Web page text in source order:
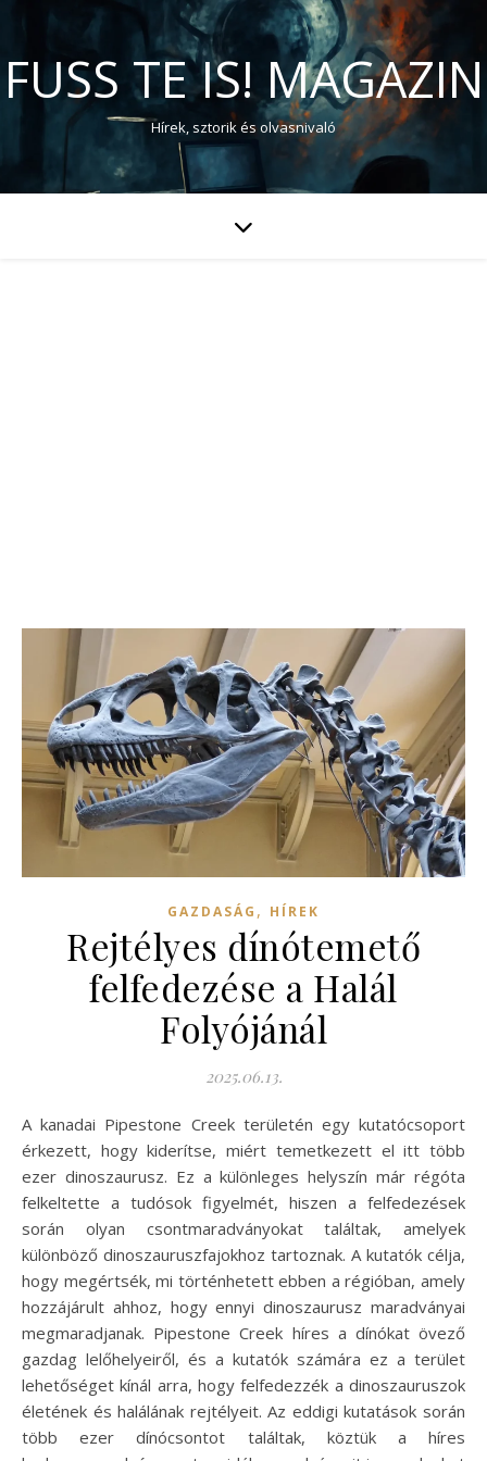
FUSS TE IS! MAGAZIN
Hírek, sztorik és olvasnivaló
GAZDASÁG , HÍREK
Rejtélyes dínótemető
felfedezése a Halál
Folyójánál
2025.06.13.
A kanadai Pipestone Creek területén egy kutatócsoport
érkezett, hogy kiderítse, miért temetkezett el itt több
ezer dinoszaurusz. Ez a különleges helyszín már régóta
felkeltette a tudósok figyelmét, hiszen a felfedezések
során olyan csontmaradványokat találtak, amelyek
különböző dinoszauruszfajokhoz tartoznak. A kutatók célja,
hogy megértsék, mi történhetett ebben a régióban, amely
hozzájárult ahhoz, hogy ennyi dinoszaurusz maradványai
megmaradjanak. Pipestone Creek híres a dínókat övező
gazdag lelőhelyeiről, és a kutatók számára ez a terület
lehetőséget kínál arra, hogy felfedezzék a dinoszauruszok
életének és halálának rejtélyeit. Az eddigi kutatások során
több ezer dínócsontot találtak, köztük a híres